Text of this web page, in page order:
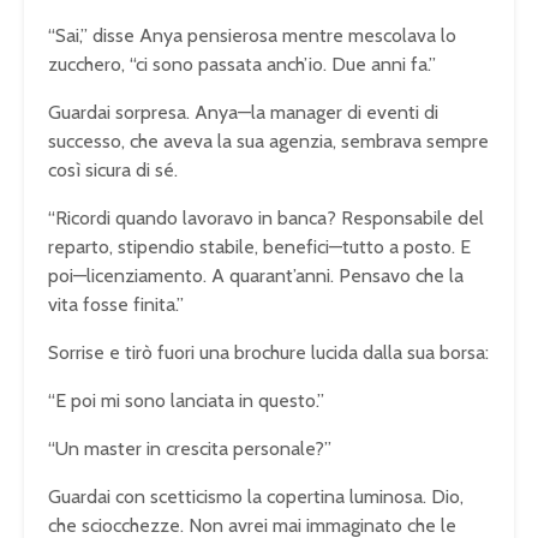
“Sai,” disse Anya pensierosa mentre mescolava lo
zucchero, “ci sono passata anch’io. Due anni fa.”
Guardai sorpresa. Anya—la manager di eventi di
successo, che aveva la sua agenzia, sembrava sempre
così sicura di sé.
“Ricordi quando lavoravo in banca? Responsabile del
reparto, stipendio stabile, benefici—tutto a posto. E
poi—licenziamento. A quarant’anni. Pensavo che la
vita fosse finita.”
Sorrise e tirò fuori una brochure lucida dalla sua borsa:
“E poi mi sono lanciata in questo.”
“Un master in crescita personale?”
Guardai con scetticismo la copertina luminosa. Dio,
che sciocchezze. Non avrei mai immaginato che le